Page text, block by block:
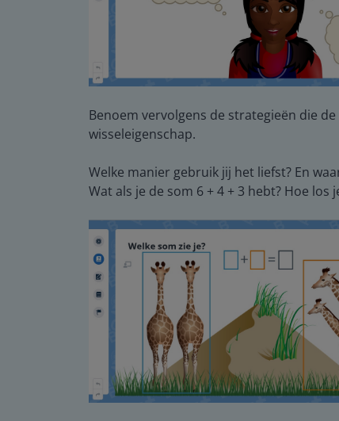
Benoem vervolgens de strategieën die
wisseleigenschap.
Welke manier gebruik jij het liefst? En
Wat als je de som 6 + 4 + 3 hebt? Hoe los